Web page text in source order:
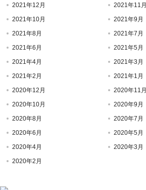
2021年12月
2021年11月
2021年10月
2021年9月
2021年8月
2021年7月
2021年6月
2021年5月
2021年4月
2021年3月
2021年2月
2021年1月
2020年12月
2020年11月
2020年10月
2020年9月
2020年8月
2020年7月
2020年6月
2020年5月
2020年4月
2020年3月
2020年2月